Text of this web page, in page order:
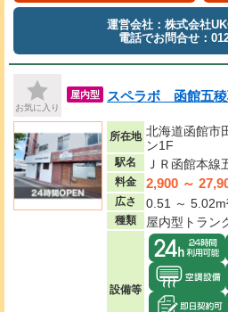
運営会社：株式会社
電話でお問合せ：
お気に入り
屋内型 スペラボ 函館五
所在地 北海道函館市
ン1F
駅名 ＪＲ函館本
料金 2,900 ～
広さ 0.51 ～
種類 屋内型トラン
設備等